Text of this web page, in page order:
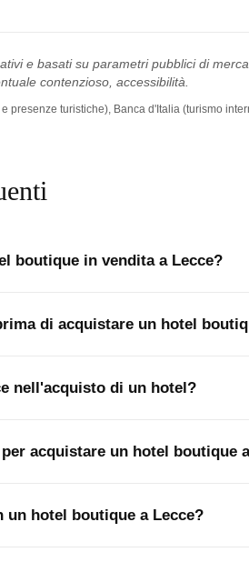
e basati su parametri pubblici di
contenzioso, accessibilità.
e presenze turistiche), Banca d'Italia (turismo
boutique in vendita a Lecce?
di acquistare un hotel
nell'acquisto di un hotel?
acquistare un hotel boutique
un hotel boutique a Lecce?